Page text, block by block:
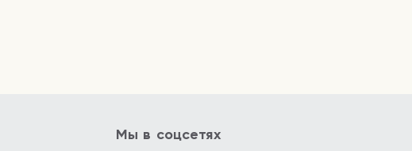
Мы в соцсетях